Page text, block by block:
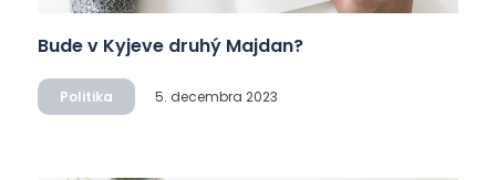
Bude v Kyjeve druhý Majdan?
Politika 5. decembra 2023